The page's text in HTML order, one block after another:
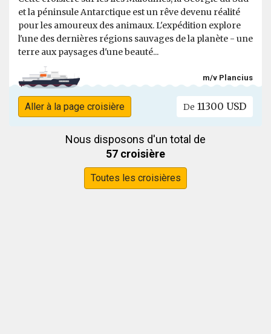
et la péninsule Antarctique est un rêve devenu réalité
pour les amoureux des animaux. L'expédition explore
l'une des dernières régions sauvages de la planète - une
terre aux paysages d'une beauté...
m/v Plancius
Aller à la page croisière De 11300 USD
Nous disposons d'un total de
57 croisière
Toutes les croisières